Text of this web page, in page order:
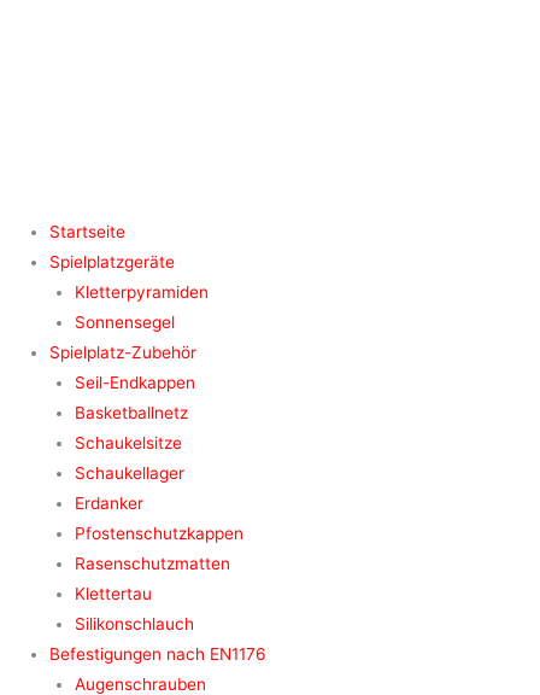
Startseite
Spielplatzgeräte
Kletterpyramiden
Sonnensegel
Spielplatz-Zubehör
Seil-Endkappen
Basketballnetz
Schaukelsitze
Schaukellager
Erdanker
Pfostenschutzkappen
Rasenschutzmatten
Klettertau
Silikonschlauch
Befestigungen nach EN1176
Augenschrauben